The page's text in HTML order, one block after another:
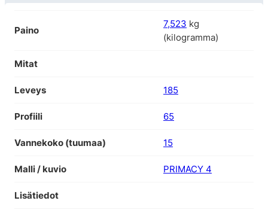
Paino
7,523 kg
(kilogramma)
Mitat
Leveys 185
Profiili 65
Vannekoko (tuumaa) 15
Malli / kuvio PRIMACY 4
Lisätiedot